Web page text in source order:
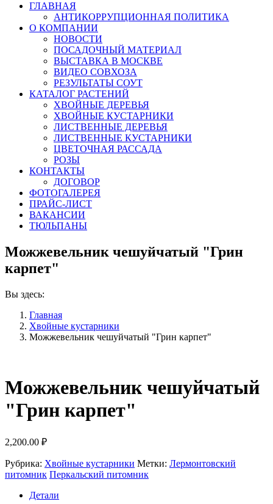
ГЛАВНАЯ
АНТИКОРРУПЦИОННАЯ ПОЛИТИКА
О КОМПАНИИ
НОВОСТИ
ПОСАДОЧНЫЙ МАТЕРИАЛ
ВЫСТАВКА В МОСКВЕ
ВИДЕО СОВХОЗА
РЕЗУЛЬТАТЫ СОУТ
КАТАЛОГ РАСТЕНИЙ
ХВОЙНЫЕ ДЕРЕВЬЯ
ХВОЙНЫЕ КУСТАРНИКИ
ЛИСТВЕННЫЕ ДЕРЕВЬЯ
ЛИСТВЕННЫЕ КУСТАРНИКИ
ЦВЕТОЧНАЯ РАССАДА
РОЗЫ
КОНТАКТЫ
ДОГОВОР
ФОТОГАЛЕРЕЯ
ПРАЙС-ЛИСТ
ВАКАНСИИ
ТЮЛЬПАНЫ
Можжевельник чешуйчатый "Грин
карпет"
Вы здесь:
Главная
Хвойные кустарники
Можжевельник чешуйчатый "Грин карпет"
Можжевельник чешуйчатый
"Грин карпет"
2,200.00 ₽
Рубрика: Хвойные кустарники Метки: Лермонтовский
питомник Перкальский питомник
Детали